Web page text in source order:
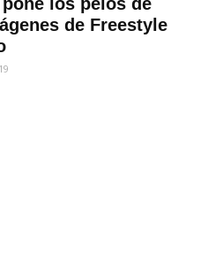
de Freestyle